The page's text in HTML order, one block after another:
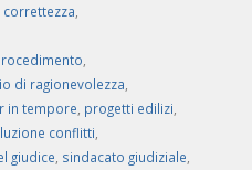
di ragionevolezza
in tempore progetti edilizi
conflitti
giudice sindacato giudiziale